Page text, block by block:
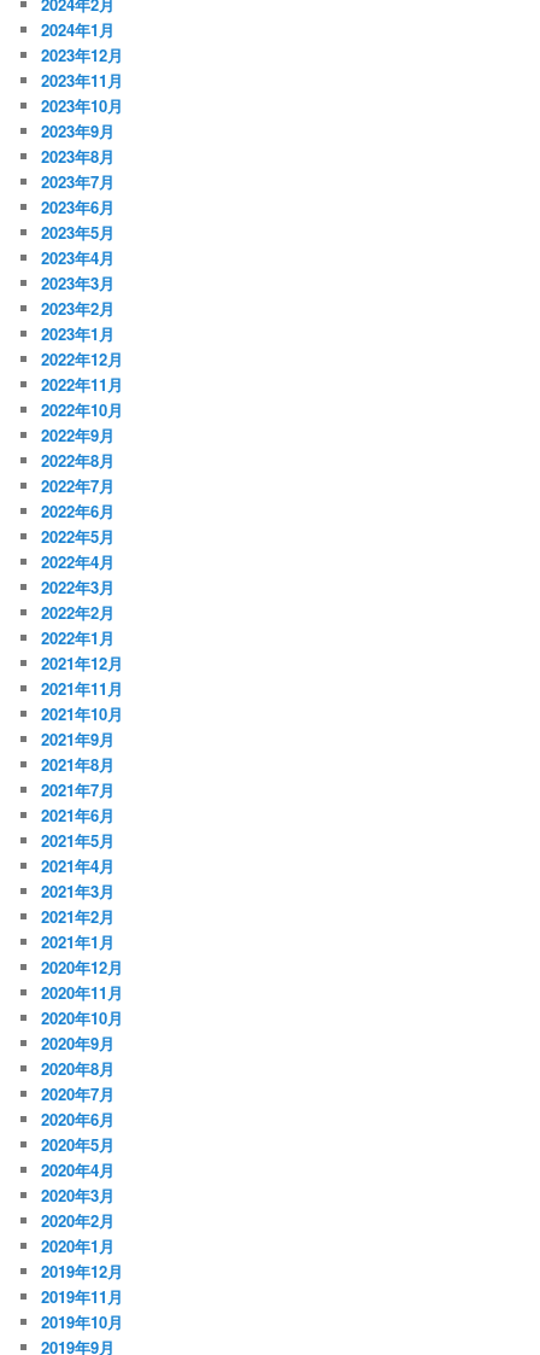
2024年1月
2023年12月
2023年11月
2023年10月
2023年9月
2023年8月
2023年7月
2023年6月
2023年5月
2023年4月
2023年3月
2023年2月
2023年1月
2022年12月
2022年11月
2022年10月
2022年9月
2022年8月
2022年7月
2022年6月
2022年5月
2022年4月
2022年3月
2022年2月
2022年1月
2021年12月
2021年11月
2021年10月
2021年9月
2021年8月
2021年7月
2021年6月
2021年5月
2021年4月
2021年3月
2021年2月
2021年1月
2020年12月
2020年11月
2020年10月
2020年9月
2020年8月
2020年7月
2020年6月
2020年5月
2020年4月
2020年3月
2020年2月
2020年1月
2019年12月
2019年11月
2019年10月
2019年9月